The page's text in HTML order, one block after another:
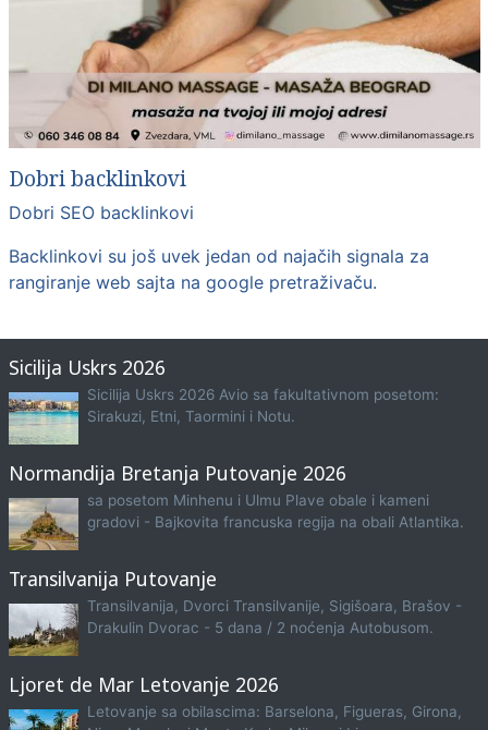
Dobri backlinkovi
Dobri SEO backlinkovi
Backlinkovi su još uvek jedan od najačih signala za
rangiranje web sajta na google pretraživaču.
Sicilija Uskrs 2026
Sicilija Uskrs 2026 Avio sa fakultativnom posetom:
Sirakuzi, Etni, Taormini i Notu.
Normandija Bretanja Putovanje 2026
sa posetom Minhenu i Ulmu Plave obale i kameni
gradovi - Bajkovita francuska regija na obali Atlantika.
Transilvanija Putovanje
Transilvanija, Dvorci Transilvanije, Sigišoara, Brašov -
Drakulin Dvorac - 5 dana / 2 noćenja Autobusom.
Ljoret de Mar Letovanje 2026
Letovanje sa obilascima: Barselona, Figueras, Girona,